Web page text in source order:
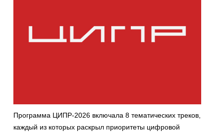
Программа ЦИПР-2026 включала 8 тематических треков,
каждый из которых раскрыл приоритеты цифровой